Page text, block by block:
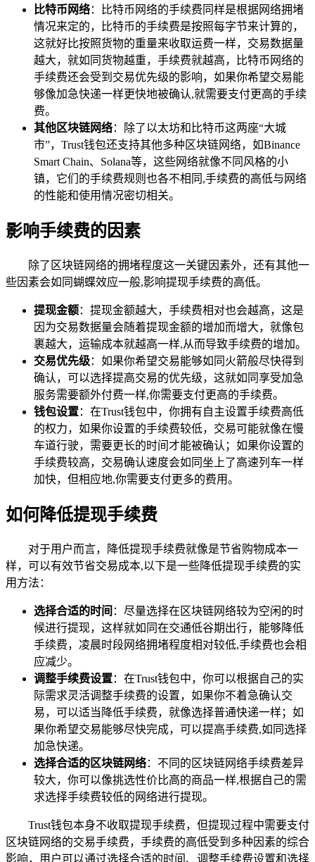
比特币网络：比特币网络的手续费同样是根据网络拥堵
情况来定的，比特币的手续费是按照每字节来计算的，
这就好比按照货物的重量来收取运费一样，交易数据量
越大，就如同货物越重，手续费就越高，比特币网络的
手续费还会受到交易优先级的影响，如果你希望交易能
够像加急快递一样更快地被确认,就需要支付更高的手续
费。
其他区块链网络：除了以太坊和比特币这两座“大城
市”，Trust钱包还支持其他多种区块链网络，如Binance
Smart Chain、Solana等，这些网络就像不同风格的小
镇，它们的手续费规则也各不相同,手续费的高低与网络
的性能和使用情况密切相关。
影响手续费的因素
除了区块链网络的拥堵程度这一关键因素外，还有其他一
些因素会如同蝴蝶效应一般,影响提现手续费的高低。
提现金额：提现金额越大，手续费相对也会越高，这是
因为交易数据量会随着提现金额的增加而增大，就像包
裹越大，运输成本就越高一样,从而导致手续费的增加。
交易优先级：如果你希望交易能够如同火箭般尽快得到
确认，可以选择提高交易的优先级，这就如同享受加急
服务需要额外付费一样,你需要支付更高的手续费。
钱包设置：在Trust钱包中，你拥有自主设置手续费高低
的权力，如果你设置的手续费较低，交易可能就像在慢
车道行驶，需要更长的时间才能被确认；如果你设置的
手续费较高，交易确认速度会如同坐上了高速列车一样
加快，但相应地,你需要支付更多的费用。
如何降低提现手续费
对于用户而言，降低提现手续费就像是节省购物成本一
样，可以有效节省交易成本,以下是一些降低提现手续费的实
用方法：
选择合适的时间 ：尽量选择在区块链网络较为空闲的时
候进行提现，这样就如同在交通低谷期出行，能够降低
手续费，凌晨时段网络拥堵程度相对较低,手续费也会相
应减少。
调整手续费设置：在Trust钱包中，你可以根据自己的实
际需求灵活调整手续费的设置，如果你不着急确认交
易，可以适当降低手续费，就像选择普通快递一样；如
果你希望交易能够尽快完成，可以提高手续费,如同选择
加急快递。
选择合适的区块链网络：不同的区块链网络手续费差异
较大，你可以像挑选性价比高的商品一样,根据自己的需
求选择手续费较低的网络进行提现。
Trust钱包本身不收取提现手续费，但提现过程中需要支付
区块链网络的交易手续费，手续费的高低受到多种因素的综合
影响，用户可以通过选择合适的时间、调整手续费设置和选择